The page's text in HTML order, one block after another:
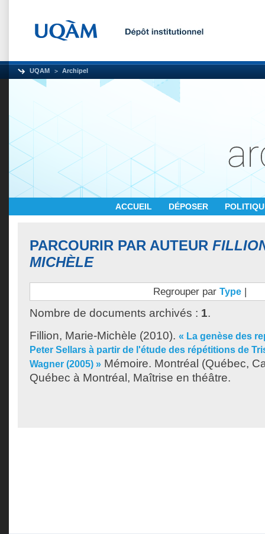
UQAM Archipel
ACCUEIL DÉPOSER
PARCOURIR PAR AUTEUR
MICHÈLE
Regrouper par Type |
Nombre de documents archivés : 1.
Fillion, Marie-Michèle (2010). « La genèse des
Peter Sellars à partir de l'étude des répétitions de
Wagner (2005) » Mémoire. Montréal (Québec,
Québec à Montréal, Maîtrise en théâtre.